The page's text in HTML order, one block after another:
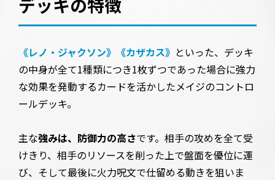
《レノ・ジャクソン》 《カザカス》 といった、デッキ
の中身が全て1種類につき1枚ずつであった場合に強力
な効果を発動するカードを活かしたメイジのコントロ
ールデッキ。
主な強みは、防御力の高さです。相手の攻めを全て受
けきり、相手のリソースを削った上で盤面を優位に運
び、そして最後に火力呪文で仕留める動きを狙いま